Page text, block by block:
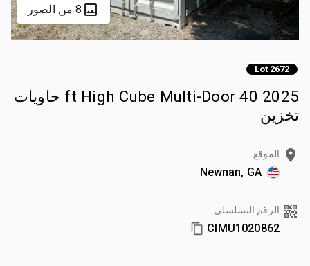
8 من الصور
Lot 2672
2025 40 ft High Cube Multi-Door حاويات
تخزين
الموقع
Newnan, GA
الرقم التسلسلي
CIMU1020862